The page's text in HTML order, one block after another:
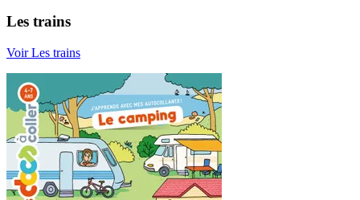
Les trains
Voir Les trains